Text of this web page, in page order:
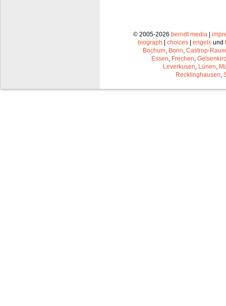
© 2005-2026 berndt media |
biograph | choices | engels und
Bochum Bonn Castrop-
Essen Frechen
Leverkusen Lünen
Recklinghausen